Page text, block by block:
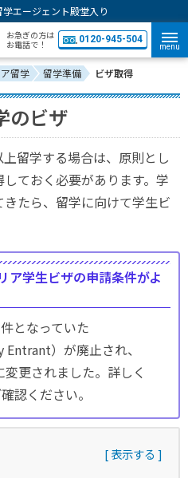
エージェント殿堂入り
お急ぎの方は
お電話で！
0120-945-504
menu
留学 留学準備 ビザ取得
のビザ
留学する場合は、原則とし
ておく必要があります。学
たら、留学に向けて学生ビ
ア学生ビザの申請条件がよ
となっていた
）が廃止され、
更されました。詳しく
認ください。